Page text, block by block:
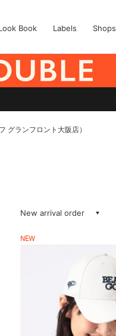
Book Labels Shops
グランフロント大阪店）
New arrival order
NEW